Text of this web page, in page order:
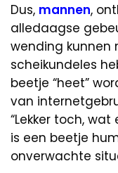
Dus, mannen,
alledaagse
wending kunnen
scheikundeles
beetje “heet”
van
“Lekker toch,
is een beetje
onverwachte